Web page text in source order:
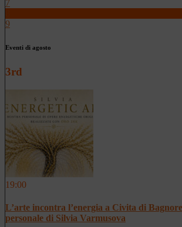
7
9
Eventi di agosto
3rd
19:00
L’arte incontra l’energia a Civita di
personale di Silvia Varmusova